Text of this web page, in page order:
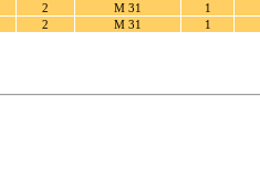
2 М 31
1
2 М 31 1